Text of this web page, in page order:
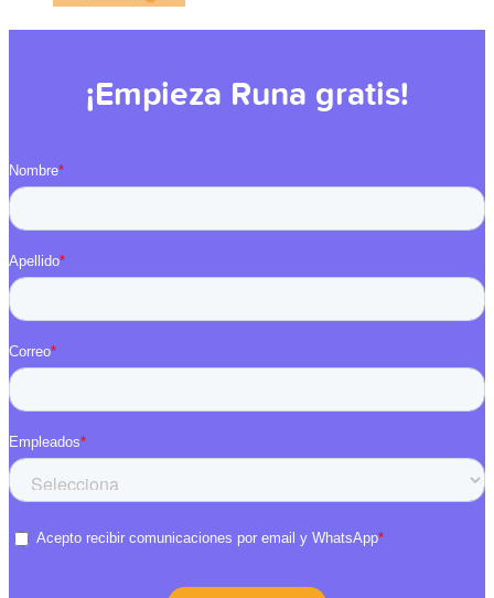
¡Empieza Runa gratis!